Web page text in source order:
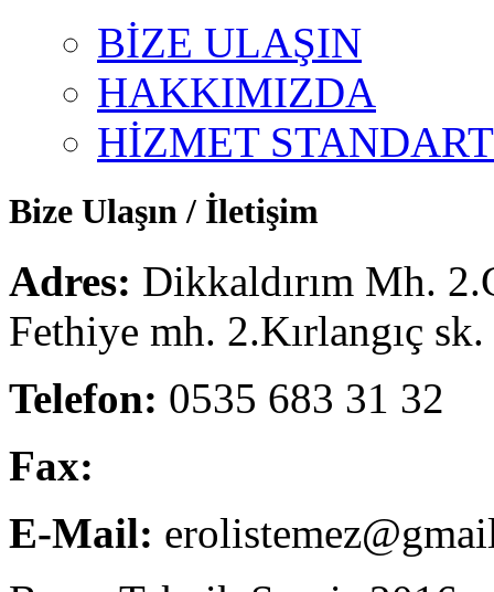
BİZE ULAŞIN
HAKKIMIZDA
HİZMET
Bize Ulaşın / İletişim
Adres: Dikkaldırım Mh.
Fethiye mh. 2.Kırlangıç
Telefon: 0535 683 31 32
Fax:
E-Mail: